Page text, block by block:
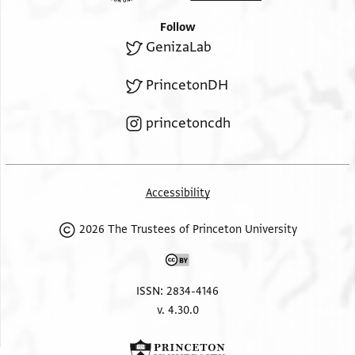
..] خدمة (؟) اذ كان ايده الله تاجا من تيجانها وركنا من
Inverted text (originally meant to be at the bottom)
Follow
GenizaLab
PrincetonDH
princetoncdh
Accessibility
2026 The Trustees of Princeton University
ISSN: 2834-4146
v. 4.30.0